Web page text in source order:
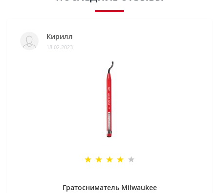
Кирилл
18.02.2023
Гратосниматель Milwaukee